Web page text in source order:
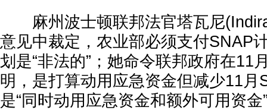
麻州波士顿联邦法官塔瓦尼
意见中裁定，农业部必须支付SNAP
划是“非法的”；她命令联邦政府在11
明，是打算动用应急资金但减少11月
是“同时动用应急资金和额外可用资